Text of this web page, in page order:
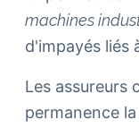
machines
d'impayés liés
Les assureurs
permanence